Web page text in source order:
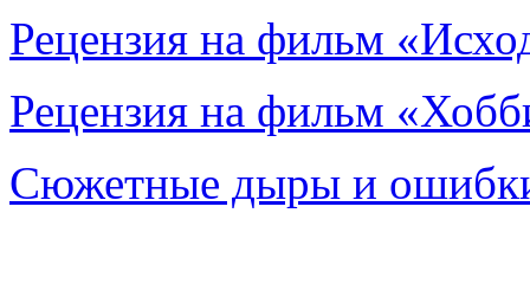
Рецензия на фильм
Рецензия на фильм
Сюжетные дыры и